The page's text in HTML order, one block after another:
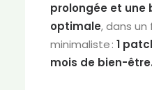
prolongée et une
optimale, dans
minimaliste : 1
mois de bien-être.